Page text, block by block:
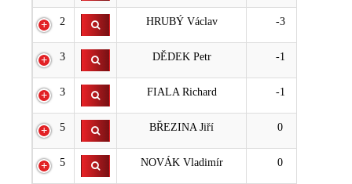
2 HRUBÝ Václav -3
3 DĚDEK Petr -1
3 FIALA Richard -1
5 BŘEZINA Jiří 0
5 NOVÁK Vladimír 0